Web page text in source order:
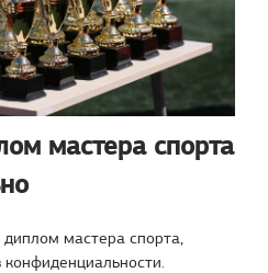
мастера спорта
мастера спорта,